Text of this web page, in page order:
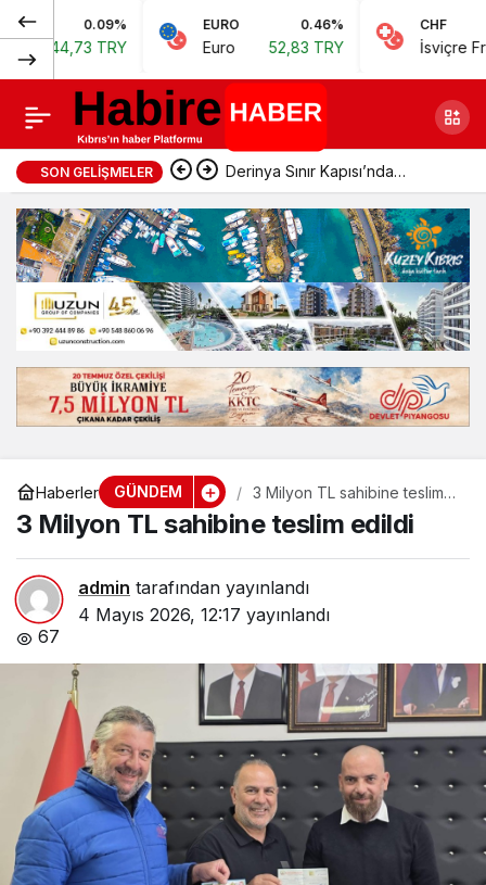
0.09%
TRY
EURO 0.46%
52,83 TRY
CHF
İsviçre Frangı
SON GELIŞMELER Derinya Sınır Kapısı’nda
geçişler normale döndü
Haberler GÜNDEM
3 Milyon TL sahibine teslim
3 Milyon TL sahibine teslim edildi
admin tarafından yayınlandı
4 Mayıs 2026, 12:17 yayınlandı
67
Meclis’te gazeteciler
için çalışma ve sosyal
kullanım amaçlı oda
hazırlandı
(100%)
Paylaş